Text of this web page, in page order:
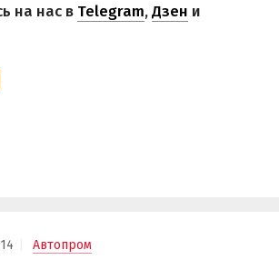
на нас в Telegram,Дзен и
Автопром